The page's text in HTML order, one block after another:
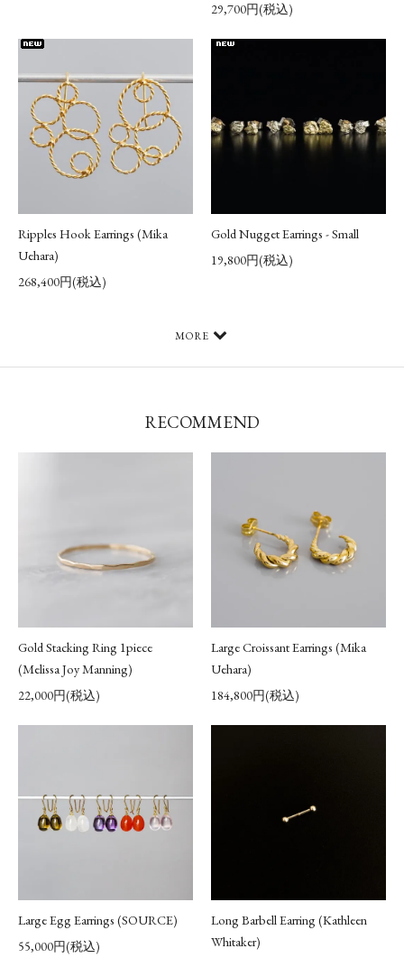
29,700円(税込)
Ripples Hook Earrings (Mika
Uehara)
268,400円(税込)
Gold Nugget Earrings - Small
19,800円(税込)
MORE
RECOMMEND
Gold Stacking Ring 1piece
(Melissa Joy Manning)
22,000円(税込)
Large Croissant Earrings (Mika
Uehara)
184,800円(税込)
Large Egg Earrings (SOURCE)
55,000円(税込)
Long Barbell Earring (Kathleen
Whitaker)